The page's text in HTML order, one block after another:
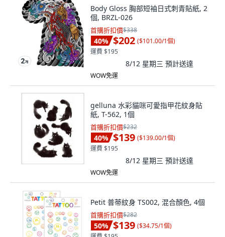
Body Gloss 胸部短袖日式刺青貼紙, 2
個, BRZL-026
首購折扣價$338
40% $202 ($101.00/1個)
運費 $195
8/12 星期三 預計送達
WOW免運
gelluna 水彩貓咪可愛指甲花紋身貼
紙, T-562, 1個
首購折扣價$232
40% $139 ($139.00/1個)
運費 $195
8/12 星期三 預計送達
WOW免運
Petit 普蒂紋身 TS002, 混合顏色, 4個
首購折扣價$282
50% $139 ($34.75/1個)